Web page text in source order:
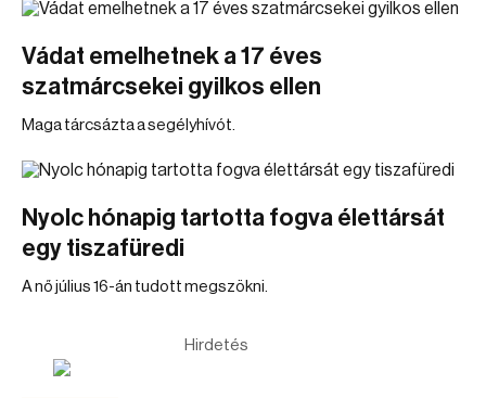
Vádat emelhetnek a 17 éves
szatmárcsekei gyilkos ellen
Maga tárcsázta a segélyhívót.
Nyolc hónapig tartotta fogva élettársát
egy tiszafüredi
A nő július 16-án tudott megszökni.
Hirdetés